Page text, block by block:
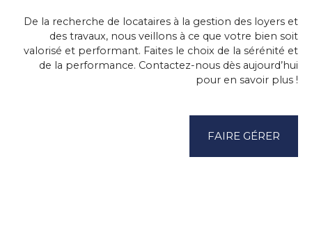
De la recherche de locataires à la gestion des loyers et
des travaux, nous veillons à ce que votre bien soit
valorisé et performant. Faites le choix de la sérénité et
de la performance. Contactez-nous dès aujourd’hui
pour en savoir plus !
FAIRE GÉRER